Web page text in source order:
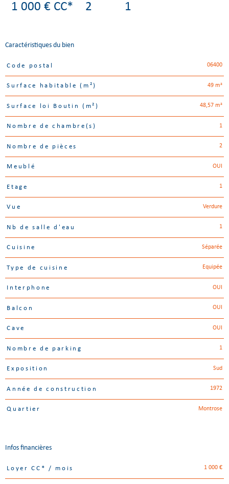
1 000 € CC* 2 1
Caractéristiques du bien
Caractéristiques
Code postal 06400
Surface habitable (m²) 49 m²
Surface loi Boutin (m²) 48,57 m²
Nombre de chambre(s) 1
Nombre de pièces 2
Meublé OUI
Etage 1
Vue Verdure
Nb de salle d'eau 1
Cuisine Séparée
Type de cuisine Equipée
Interphone OUI
Balcon OUI
Cave OUI
Nombre de parking 1
Exposition Sud
Année de construction 1972
Quartier Montrose
Infos financières
Caractéristiques Valeurs
Loyer CC* / mois 1 000 €